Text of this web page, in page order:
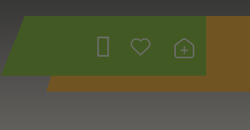
Wonach suchen